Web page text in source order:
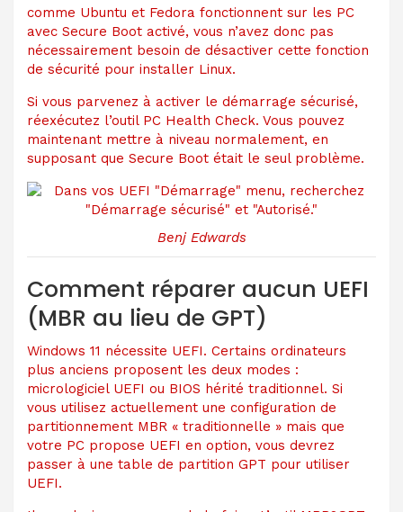
comme Ubuntu et Fedora fonctionnent sur les PC
avec Secure Boot activé, vous n’avez donc pas
nécessairement besoin de désactiver cette fonction
de sécurité pour installer Linux.
Si vous parvenez à activer le démarrage sécurisé,
réexécutez l’outil PC Health Check. Vous pouvez
maintenant mettre à niveau normalement, en
supposant que Secure Boot était le seul problème.
Benj Edwards
Comment réparer aucun UEFI
(MBR au lieu de GPT)
Windows 11 nécessite UEFI. Certains ordinateurs
plus anciens proposent les deux modes :
micrologiciel UEFI ou BIOS hérité traditionnel. Si
vous utilisez actuellement une configuration de
partitionnement MBR « traditionnelle » mais que
votre PC propose UEFI en option, vous devrez
passer à une table de partition GPT pour utiliser
UEFI.